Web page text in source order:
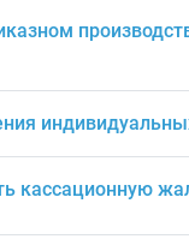
кассационную